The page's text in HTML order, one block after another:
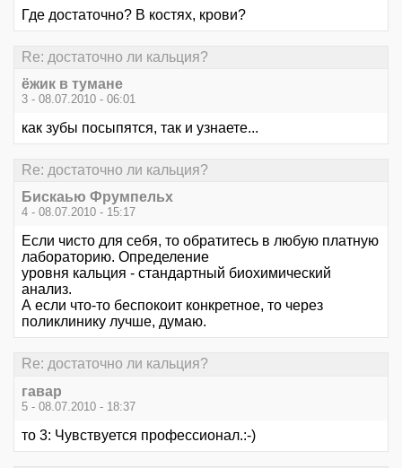
Где достаточно? В костях, крови?
Re: достаточно ли кальция?
ёжик в тумане
3 - 08.07.2010 - 06:01
как зубы посыпятся, так и узнаете...
Re: достаточно ли кальция?
Бискаью Фрумпельх
4 - 08.07.2010 - 15:17
Если чисто для себя, то обратитесь в любую платную
лабораторию. Определение
уровня кальция - стандартный биохимический
анализ.
А если что-то беспокоит конкретное, то через
поликлинику лучше, думаю.
Re: достаточно ли кальция?
гавар
5 - 08.07.2010 - 18:37
то 3: Чувствуется профессионал.:-)